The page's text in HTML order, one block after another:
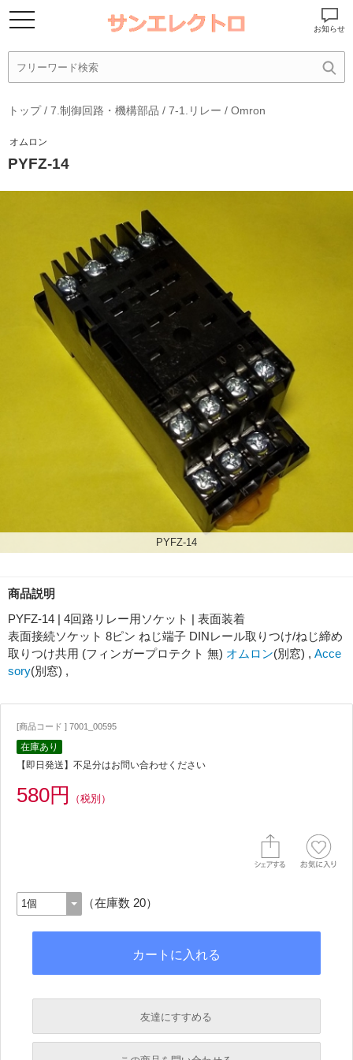
お知らせ
トップ/ 7.制御回路・機構部品 / 7-1.リレー / Omron
オムロン
PYFZ-14
PYFZ-14
商品説明
PYFZ-14 | 4回路リレー用ソケット | 表面装着
表面接続ソケット 8ピン ねじ端子 DINレール取りつけ/ねじ締め
取りつけ共用 (フィンガープロテクト 無) オムロン(別窓) , Acce
sory(別窓) ,
[商品コード ] 7001_00595
在庫あり
【即日発送】不足分はお問い合わせください
580円 （税別）
（在庫数 20）
友達にすすめる
必須